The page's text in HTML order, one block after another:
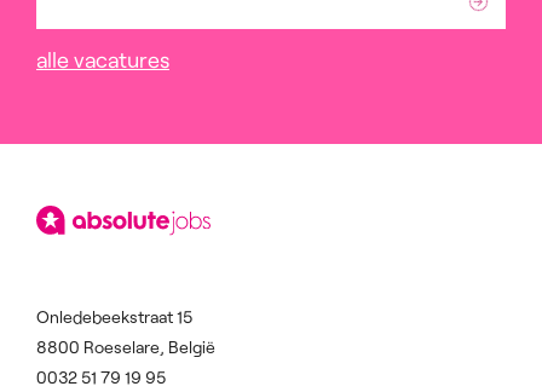
alle vacatures
Onledebeekstraat 15
8800 Roeselare, België
0032 51 79 19 95